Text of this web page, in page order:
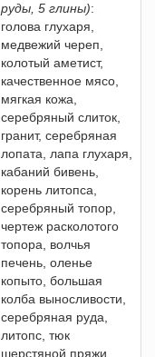
руды, 5 глины):
голова глухаря,
медвежий череп,
колотый аметист,
качественное мясо,
мягкая кожа,
серебряный слиток,
гранит, серебряная
лопата, лапа глухаря,
кабаний бивень,
корень литопса,
серебряный топор,
чертеж расколотого
топора, волчья
печень, оленье
копыто, большая
колба выносливости,
серебряная руда,
литопс, тюк
шерстяной пряжи,